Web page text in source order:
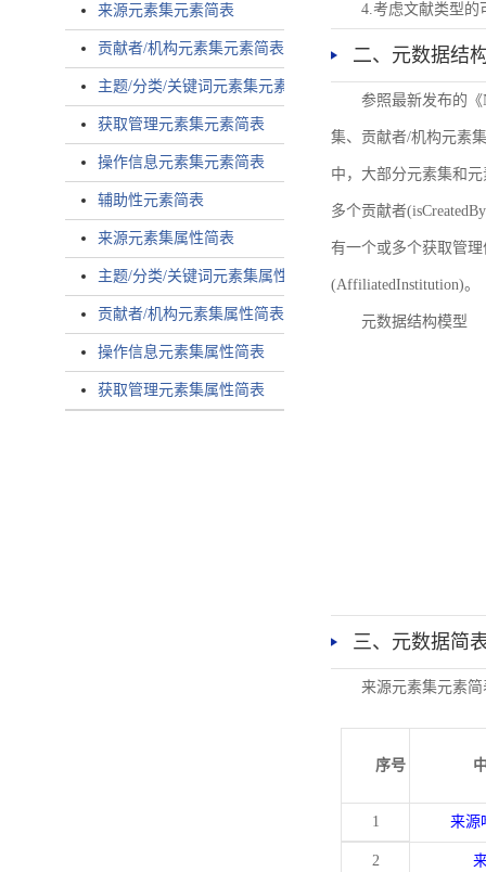
来源元素集元素简表
贡献者/机构元素集元素简表
主题/分类/关键词元素集元素简表
获取管理元素集元素简表
操作信息元素集元素简表
辅助性元素简表
来源元素集属性简表
主题/分类/关键词元素集属性简表
贡献者/机构元素集属性简表
操作信息元素集属性简表
获取管理元素集属性简表
4.考虑文献类型的
二、元数据结
参照最新发布的
集、贡献者/机构元素
中，大部分元素集和
多个贡献者
有一个或多个获取管理
(AffiliatedInstitution)。
元数据结构模型
三、元数据简
来源元素集元素简
序号
1 来源
2